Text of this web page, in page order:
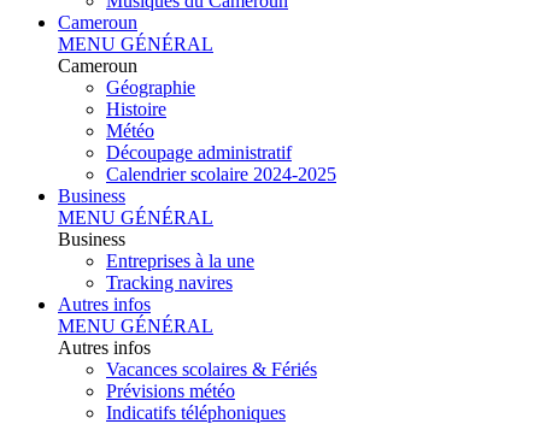
Cameroun
MENU GÉNÉRAL
Cameroun
Géographie
Histoire
Météo
Découpage administratif
Calendrier scolaire 2024-2025
Business
MENU GÉNÉRAL
Business
Entreprises à la une
Tracking navires
Autres infos
MENU GÉNÉRAL
Autres infos
Vacances scolaires & Fériés
Prévisions météo
Indicatifs téléphoniques